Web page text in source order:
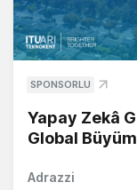
SPONSORLU
Yapay Zekâ
Global
Adrazzi